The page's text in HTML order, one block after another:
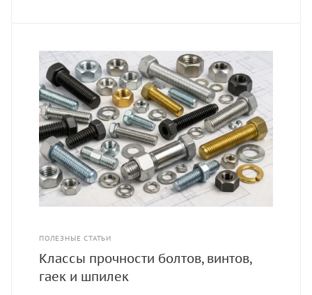
ПОЛЕЗНЫЕ СТАТЬИ
Классы прочности болтов, винтов,
гаек и шпилек